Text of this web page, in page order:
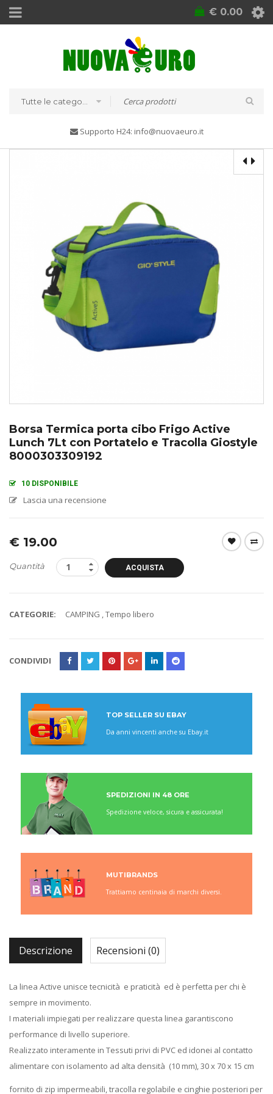
€ 0.00
Supporto H24: info@nuovaeuro.it
Borsa Termica porta cibo Frigo Active
Lunch 7Lt con Portatelo e Tracolla Giostyle
8000303309192
10 DISPONIBILE
Lascia una recensione
€ 19.00
Quantità ACQUISTA
CATEGORIE: CAMPING ,Tempo libero
CONDIVIDI
TOP SELLER SU EBAY
Da anni vincenti anche su Ebay.it
SPEDIZIONI IN 48 ORE
Spedizione veloce, sicura e assicurata!
MUTIBRANDS
Trattiamo centinaia di marchi diversi.
Descrizione Recensioni (0)
La linea Active unisce tecnicità e praticità ed è perfetta per chi è
sempre in movimento.
I materiali impiegati per realizzare questa linea garantiscono
performance di livello superiore.
Realizzato interamente in Tessuti privi di PVC ed idonei al contatto
alimentare con isolamento ad alta densità (10 mm), 30 x 70 x 15 cm
fornito di zip impermeabili, tracolla regolabile e cinghie posteriori per